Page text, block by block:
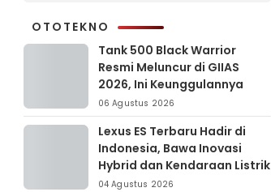
OTOTEKNO
Tank 500 Black Warrior
Resmi Meluncur di GIIAS
2026, Ini Keunggulannya
06 Agustus 2026
Lexus ES Terbaru Hadir di
Indonesia, Bawa Inovasi
Hybrid dan Kendaraan Listrik
04 Agustus 2026